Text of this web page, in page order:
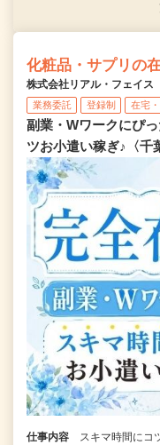
化粧品・サプリの
株式会社リアル・フェイス
業務委託 登録制 在宅
副業・Wワークにぴ
ツお小遣い稼ぎ♪〈千
仕事内容
スキマ時間にコ